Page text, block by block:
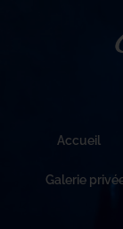
Accueil
Galerie